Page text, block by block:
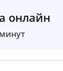
онлайн